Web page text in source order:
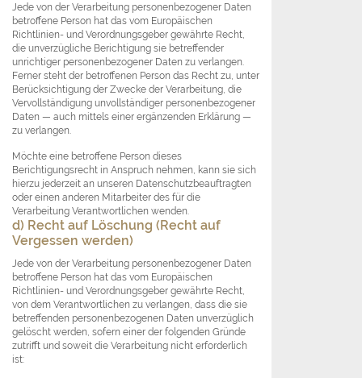
Jede von der Verarbeitung personenbezogener Daten
betroffene Person hat das vom Europäischen
Richtlinien- und Verordnungsgeber gewährte Recht,
die unverzügliche Berichtigung sie betreffender
unrichtiger personenbezogener Daten zu verlangen.
Ferner steht der betroffenen Person das Recht zu, unter
Berücksichtigung der Zwecke der Verarbeitung, die
Vervollständigung unvollständiger personenbezogener
Daten — auch mittels einer ergänzenden Erklärung —
zu verlangen.
Möchte eine betroffene Person dieses
Berichtigungsrecht in Anspruch nehmen, kann sie sich
hierzu jederzeit an unseren Datenschutzbeauftragten
oder einen anderen Mitarbeiter des für die
Verarbeitung Verantwortlichen wenden.
d) Recht auf Löschung (Recht auf
Vergessen werden)
Jede von der Verarbeitung personenbezogener Daten
betroffene Person hat das vom Europäischen
Richtlinien- und Verordnungsgeber gewährte Recht,
von dem Verantwortlichen zu verlangen, dass die sie
betreffenden personenbezogenen Daten unverzüglich
gelöscht werden, sofern einer der folgenden Gründe
zutrifft und soweit die Verarbeitung nicht erforderlich
ist: